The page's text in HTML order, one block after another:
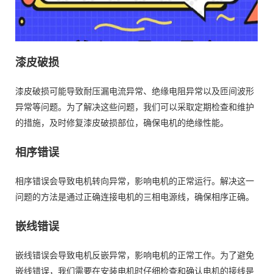
漆皮破损
漆皮破损可能导致耐压漏电流异常、绝缘电阻异常以及匝间波形
异常等问题。为了解决这些问题，我们可以采取定期检查和维护
的措施，及时修复漆皮破损部位，确保电机的绝缘性能。
相序错误
相序错误会导致电机转向异常，影响电机的正常运行。解决这一
问题的方法是通过正确连接电机的三相电源线，确保相序正确。
嵌线错误
嵌线错误会导致电机反嵌异常，影响电机的正常工作。为了避免
嵌线错误，我们需要在安装电机时仔细检查和确认电机的接线是